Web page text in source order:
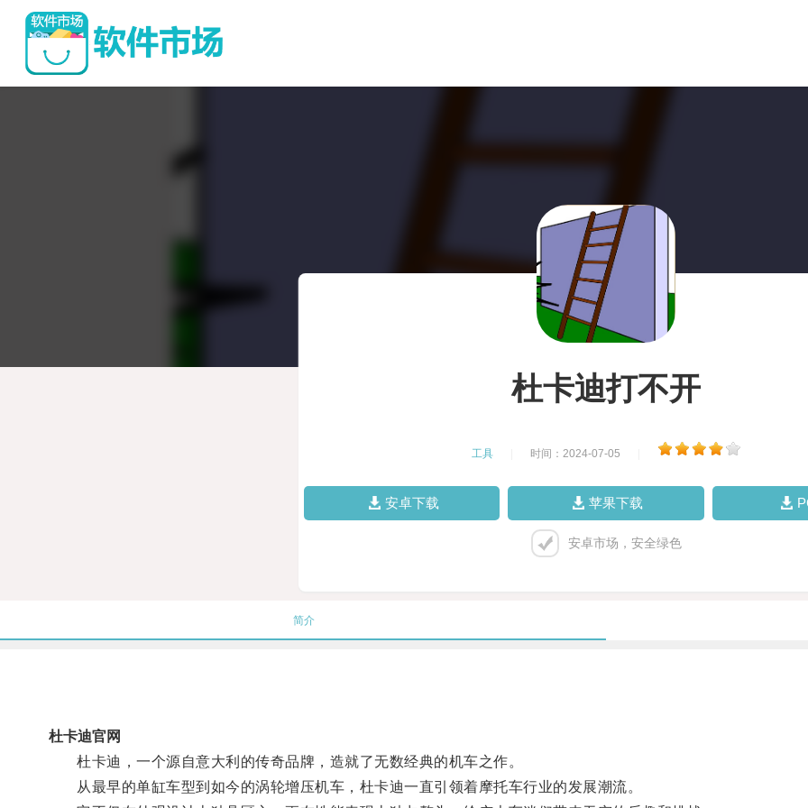
杜卡迪打不开
工具 时间：2024-07-05
安卓下载 苹果下载
安卓市场，安全绿色
简介
杜卡迪官网
杜卡迪，一个源自意大利的传奇品牌，造就了无数经典的机车之作。
从最早的单缸车型到如今的涡轮增压机车，杜卡迪一直引领着摩托车行业的发展潮流。